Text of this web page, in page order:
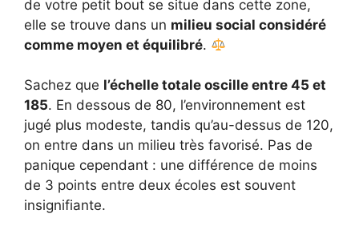
de votre petit bout se situe dans cette zone,
elle se trouve dans un milieu social considéré
comme moyen et équilibré.
Sachez que l’échelle totale oscille entre 45 et
185. En dessous de 80, l’environnement est
jugé plus modeste, tandis qu’au-dessus de 120,
on entre dans un milieu très favorisé. Pas de
panique cependant : une différence de moins
de 3 points entre deux écoles est souvent
insignifiante.